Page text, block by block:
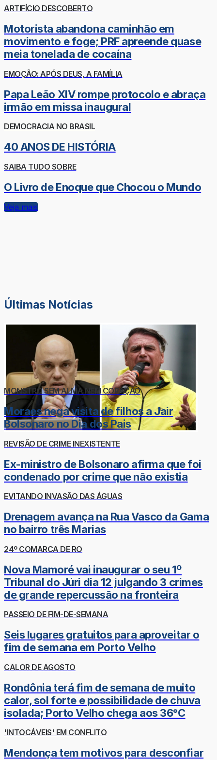
ARTIFÍCIO DESCOBERTO
Motorista abandona caminhão em
movimento e foge; PRF apreende quase
meia tonelada de cocaína
EMOÇÃO: APÓS DEUS, A FAMÍLIA
Papa Leão XIV rompe protocolo e abraça
irmão em missa inaugural
DEMOCRACIA NO BRASIL
40 ANOS DE HISTÓRIA
SAIBA TUDO SOBRE
O Livro de Enoque que Chocou o Mundo
Veja mais
Últimas Notícias
MONSTRO SEM ALMA NEM CORAÇÃO
Moraes nega visita de filhos a Jair
Bolsonaro no Dia dos Pais
REVISÃO DE CRIME INEXISTENTE
Ex-ministro de Bolsonaro afirma que foi
condenado por crime que não existia
EVITANDO INVASÃO DAS ÁGUAS
Drenagem avança na Rua Vasco da Gama
no bairro três Marias
24º COMARCA DE RO
Nova Mamoré vai inaugurar o seu 1º
Tribunal do Júri dia 12 julgando 3 crimes
de grande repercussão na fronteira
PASSEIO DE FIM-DE-SEMANA
Seis lugares gratuitos para aproveitar o
fim de semana em Porto Velho
CALOR DE AGOSTO
Rondônia terá fim de semana de muito
calor, sol forte e possibilidade de chuva
isolada; Porto Velho chega aos 36°C
'INTOCÁVEIS' EM CONFLITO
Mendonça tem motivos para desconfiar